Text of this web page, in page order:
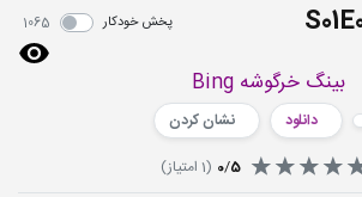
پخش خودکار 1065
بینگ خرگوشه Bing
دانلود
نشان کردن
0/5
(
1 امتیاز)